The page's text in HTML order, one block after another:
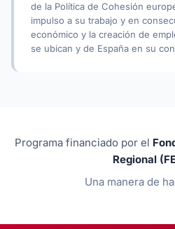
de la Política de Cohesión
impulso a su trabajo y en
económico y la creación de
se ubican y de España en su
Programa financiado por el
Regional
Una manera de